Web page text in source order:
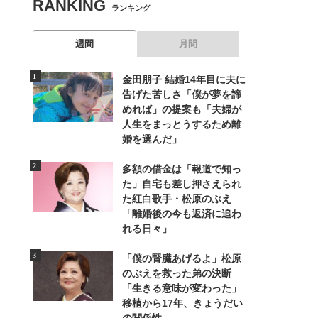
RANKING ランキング
週間 月間
金田朋子 結婚14年目に夫に
告げた苦しさ「僕が夢を諦
めれば」の提案も「夫婦が
人生をまっとうするため離
婚を選んだ」
多額の借金は「報道で知っ
た」自宅も差し押さえられ
た紅白歌手・松原のぶえ
「離婚後の今も返済に追わ
れる日々」
「僕の腎臓あげるよ」松原
のぶえを救った弟の決断
「生きる意味が変わった」
移植から17年、きょうだい